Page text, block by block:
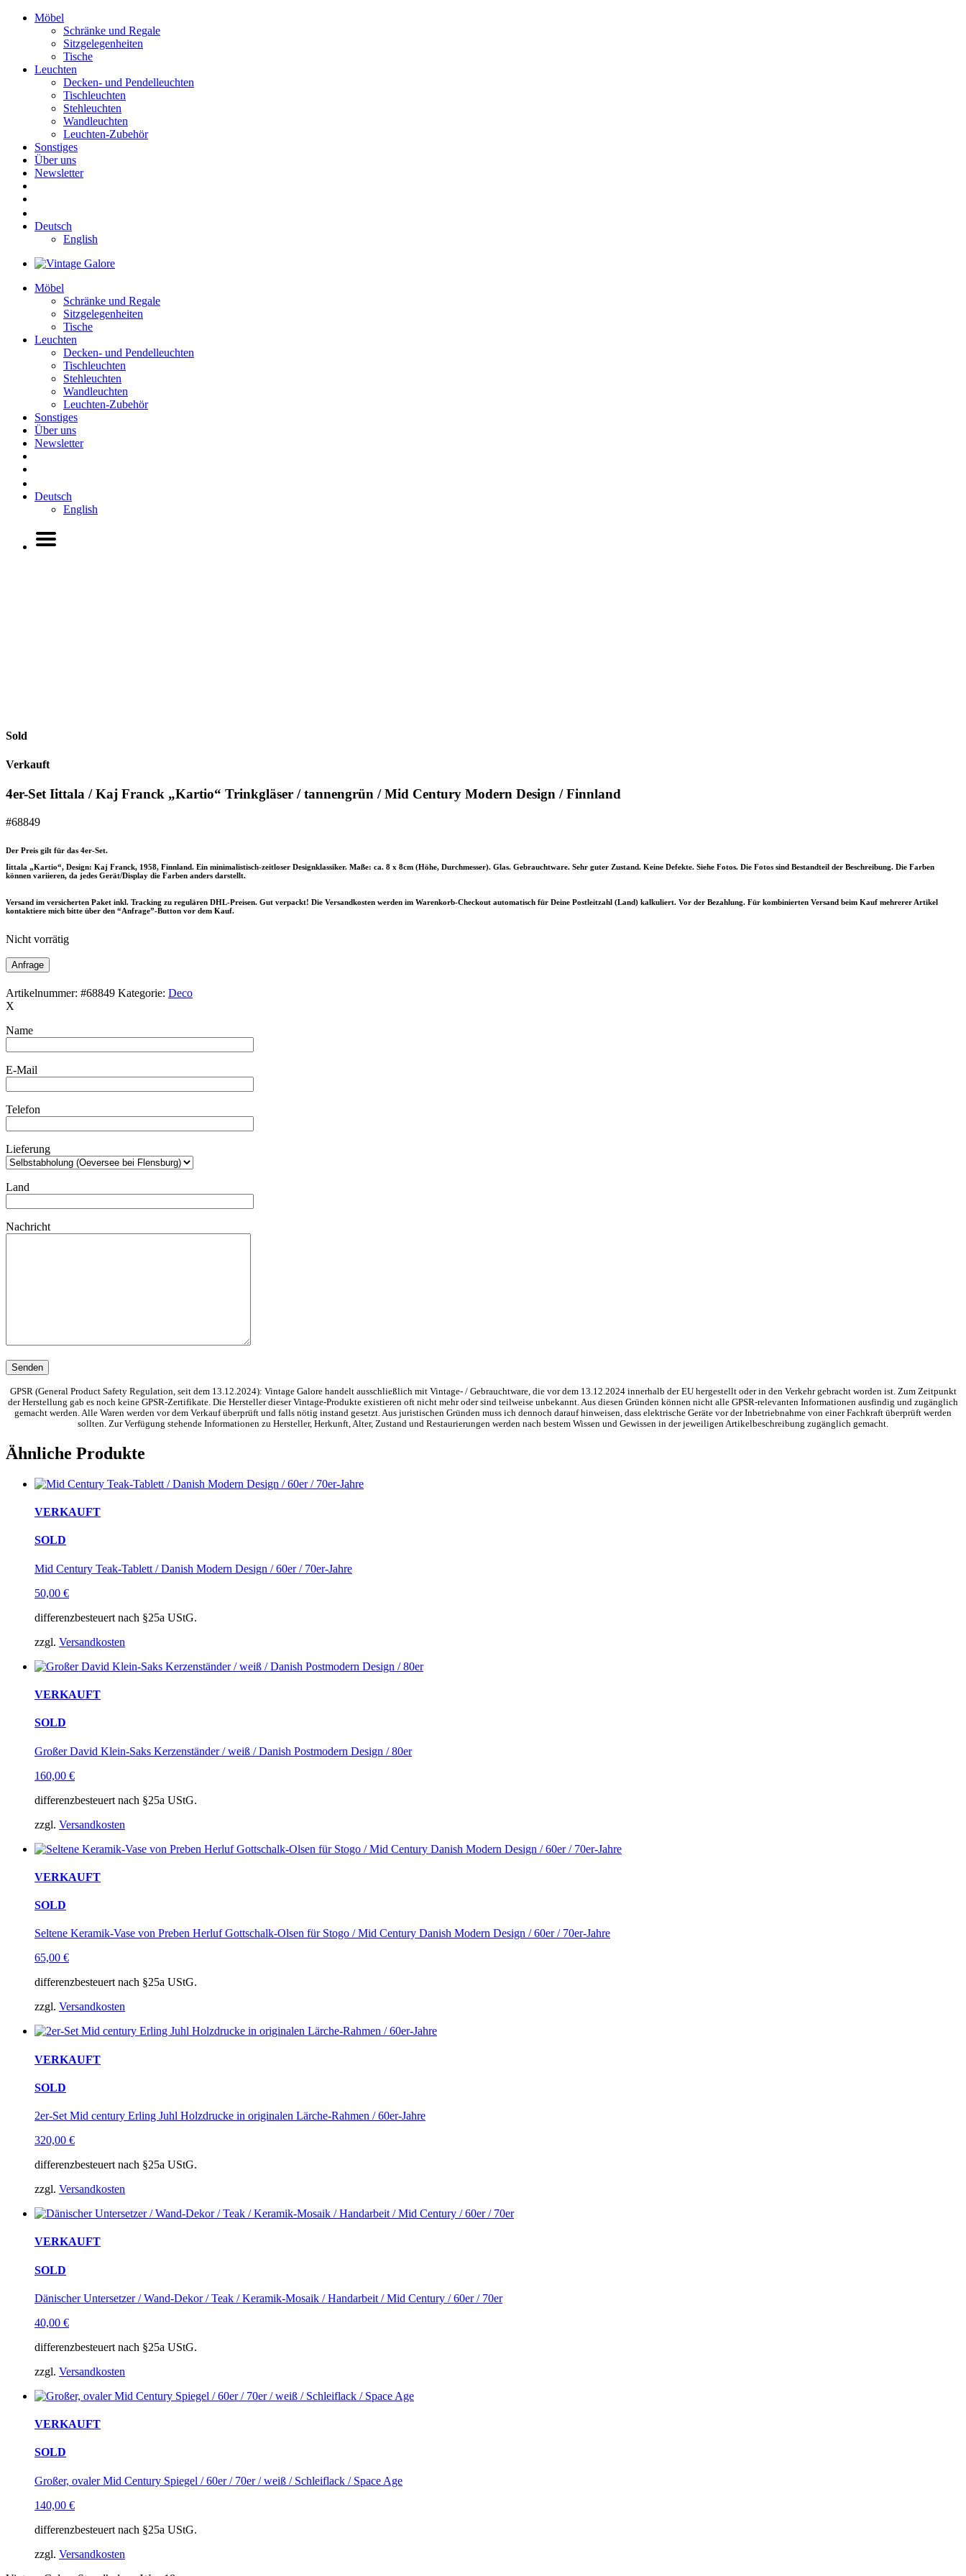
Möbel
Schränke und Regale
Sitzgelegenheiten
Tische
Leuchten
Decken- und Pendelleuchten
Tischleuchten
Stehleuchten
Wandleuchten
Leuchten-Zubehör
Sonstiges
Über uns
Newsletter
Deutsch
English
Möbel
Schränke und Regale
Sitzgelegenheiten
Tische
Leuchten
Decken- und Pendelleuchten
Tischleuchten
Stehleuchten
Wandleuchten
Leuchten-Zubehör
Sonstiges
Über uns
Newsletter
Deutsch
English
Sold
Verkauft
4er-Set Iittala / Kaj Franck „Kartio“ Trinkgläser / tannengrün / Mid Century Modern Design / Finnland
#68849
Der Preis gilt für das 4er-Set.
Iittala „Kartio“, Design: Kaj Franck, 1958, Finnland. Ein minimalistisch-zeitloser Designklassiker. Maße: ca. 8 x 8cm (Höhe, Durchmesser). Glas. Gebrauchtware. Sehr guter Zustand. Keine Defekte. Siehe Fotos. Die Fotos sind Bestandteil der Beschreibung. Die Farben
können variieren, da jedes Gerät/Display die Farben anders darstellt.
Versand im versicherten Paket inkl. Tracking zu regulären DHL-Preisen. Gut verpackt! Die Versandkosten werden im Warenkorb-Checkout automatisch für Deine Postleitzahl (Land) kalkuliert. Vor der Bezahlung. Für kombinierten Versand beim Kauf mehrerer Artikel
kontaktiere mich bitte über den “Anfrage”-Button vor dem Kauf.
Nicht vorrätig
Anfrage
Artikelnummer: #68849 Kategorie: Deco
X
Name
E-Mail
Telefon
Lieferung
Land
Nachricht
GPSR (General Product Safety Regulation, seit dem 13.12.2024): Vintage Galore handelt ausschließlich mit Vintage- / Gebrauchtware, die vor dem 13.12.2024 innerhalb der EU hergestellt oder in den Verkehr gebracht worden ist. Zum Zeitpunkt
der Herstellung gab es noch keine GPSR-Zertifikate. Die Hersteller dieser Vintage-Produkte existieren oft nicht mehr oder sind teilweise unbekannt. Aus diesen Gründen können nicht alle GPSR-relevanten Informationen ausfindig und zugänglich
gemacht werden. Alle Waren werden vor dem Verkauf überprüft und falls nötig instand gesetzt. Aus juristischen Gründen muss ich dennoch darauf hinweisen, dass elektrische Geräte vor der Inbetriebnahme von einer Fachkraft überprüft werden
sollten. Zur Verfügung stehende Informationen zu Hersteller, Herkunft, Alter, Zustand und Restaurierungen werden nach bestem Wissen und Gewissen in der jeweiligen Artikelbeschreibung zugänglich gemacht.
Ähnliche Produkte
VERKAUFT
SOLD
Mid Century Teak-Tablett / Danish Modern Design / 60er / 70er-Jahre
50,00 €
differenzbesteuert nach §25a UStG.
zzgl. Versandkosten
VERKAUFT
SOLD
Großer David Klein-Saks Kerzenständer / weiß / Danish Postmodern Design / 80er
160,00 €
differenzbesteuert nach §25a UStG.
zzgl. Versandkosten
VERKAUFT
SOLD
Seltene Keramik-Vase von Preben Herluf Gottschalk-Olsen für Stogo / Mid Century Danish Modern Design / 60er / 70er-Jahre
65,00 €
differenzbesteuert nach §25a UStG.
zzgl. Versandkosten
VERKAUFT
SOLD
2er-Set Mid century Erling Juhl Holzdrucke in originalen Lärche-Rahmen / 60er-Jahre
320,00 €
differenzbesteuert nach §25a UStG.
zzgl. Versandkosten
VERKAUFT
SOLD
Dänischer Untersetzer / Wand-Dekor / Teak / Keramik-Mosaik / Handarbeit / Mid Century / 60er / 70er
40,00 €
differenzbesteuert nach §25a UStG.
zzgl. Versandkosten
VERKAUFT
SOLD
Großer, ovaler Mid Century Spiegel / 60er / 70er / weiß / Schleiflack / Space Age
140,00 €
differenzbesteuert nach §25a UStG.
zzgl. Versandkosten